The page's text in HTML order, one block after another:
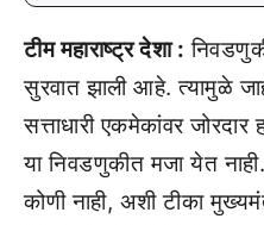
टीम महाराष्ट्र देशा :
सुरवात झाली आहे. त्यामुळे
सत्ताधारी एकमेकांवर
या निवडणुकीत मजा येत
कोणी नाही, अशी टीका